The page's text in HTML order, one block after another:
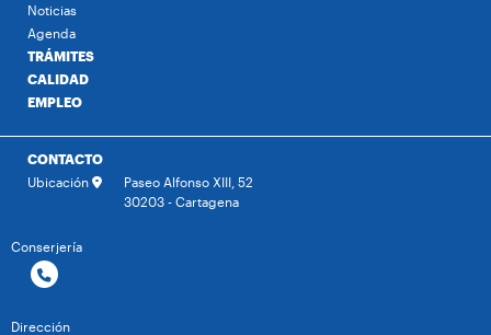
Noticias
Agenda
TRÁMITES
CALIDAD
EMPLEO
CONTACTO
Ubicación
Paseo Alfonso XIII, 52
30203 - Cartagena
Conserjería
Dirección